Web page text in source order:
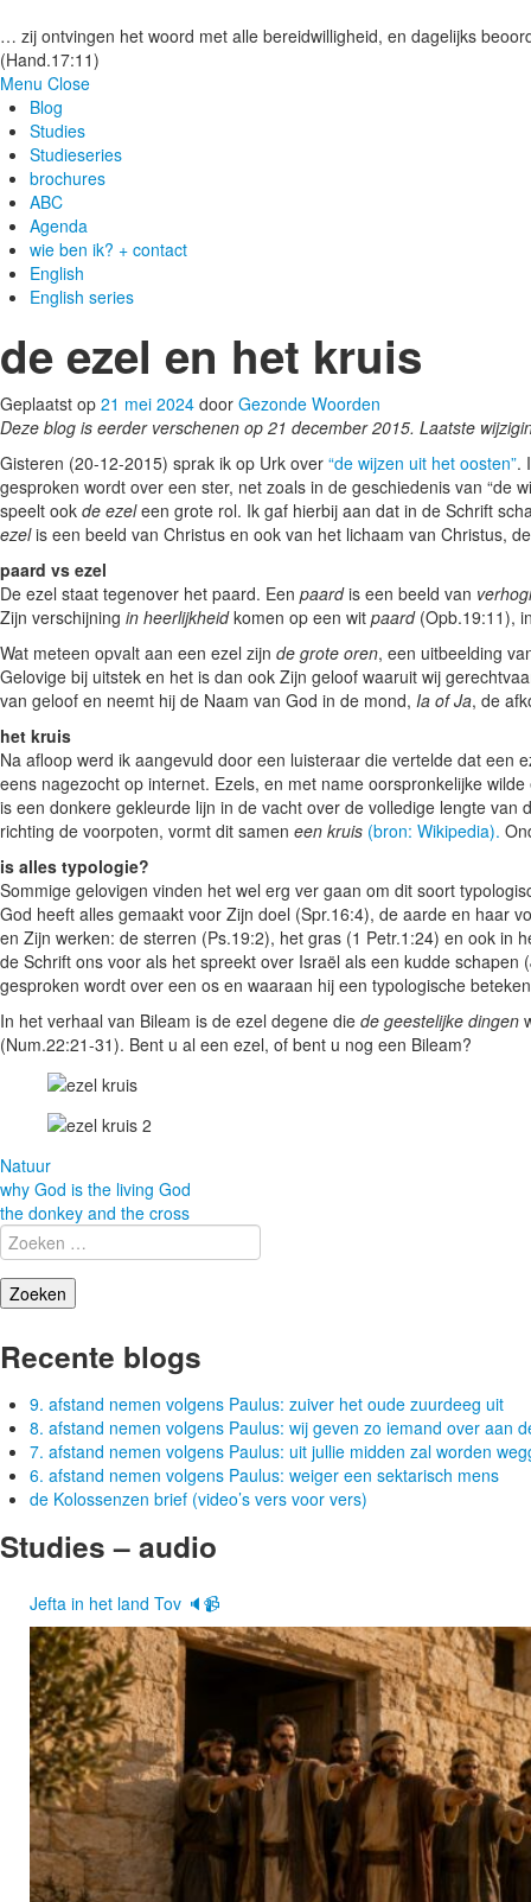
… zij ontvingen het woord met alle bereidwilligheid, en dagelijks
(Hand.17:11)
Menu Close
Blog
Studies
Studieseries
brochures
ABC
Agenda
wie ben ik? + contact
English
English series
de ezel en het kruis
Geplaatst op 21 mei 2024 door Gezonde Woorden
Deze blog is eerder verschenen op 21 december 2015. Laatste
Gisteren (20-12-2015) sprak ik op Urk over “de wijzen uit het oosten”.
gesproken wordt over een ster, net zoals in de geschiedenis van “de
speelt ook de ezeleen grote rol. Ik gaf hierbij aan dat in de Schrift
ezelis een beeld van Christus en ook van het lichaam van Christus,
paard vs ezel
De ezel staat tegenover het paard. Een paardis een beeld van
Zijn verschijning in heerlijkheidkomen op een wit paard (Opb.19:11),
Wat meteen opvalt aan een ezel zijn de grote oren, een uitbeelding
Gelovige bij uitstek en het is dan ook Zijn geloof waaruit wij
van geloof en neemt hij de Naam van God in de mond, Ia of Ja, de
het kruis
Na afloop werd ik aangevuld door een luisteraar die vertelde dat een
eens nagezocht op internet. Ezels, en met name oorspronkelijke
is een donkere gekleurde lijn in de vacht over de volledige lengte
richting de voorpoten, vormt dit samen een kruis (bron: Wikipedia).
is alles typologie?
Sommige gelovigen vinden het wel erg ver gaan om dit soort
God heeft alles gemaakt voor Zijn doel (Spr.16:4), de aarde en haar
en Zijn werken: de sterren (Ps.19:2), het gras (1 Petr.1:24) en ook in
de Schrift ons voor als het spreekt over Israël als een kudde
gesproken wordt over een os en waaraan hij een typologische
In het verhaal van Bileam is de ezel degene die de geestelijke dingen
(Num.22:21-31). Bent u al een ezel, of bent u nog een Bileam?
Natuur
Berichtnavigatie
why God is the living God
the donkey and the cross
Zoeken
naar:
Recente blogs
9. afstand nemen volgens Paulus: zuiver het oude zuurdeeg uit
8. afstand nemen volgens Paulus: wij geven zo iemand over aan
7. afstand nemen volgens Paulus: uit jullie midden zal worden
6. afstand nemen volgens Paulus: weiger een sektarisch mens
de Kolossenzen brief (video’s vers voor vers)
Studies – audio
Jefta in het land Tov 🔈📹